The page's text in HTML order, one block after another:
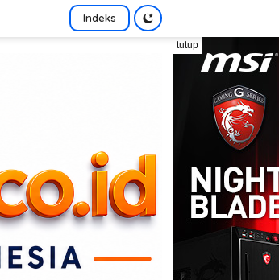
Indeks
tutup